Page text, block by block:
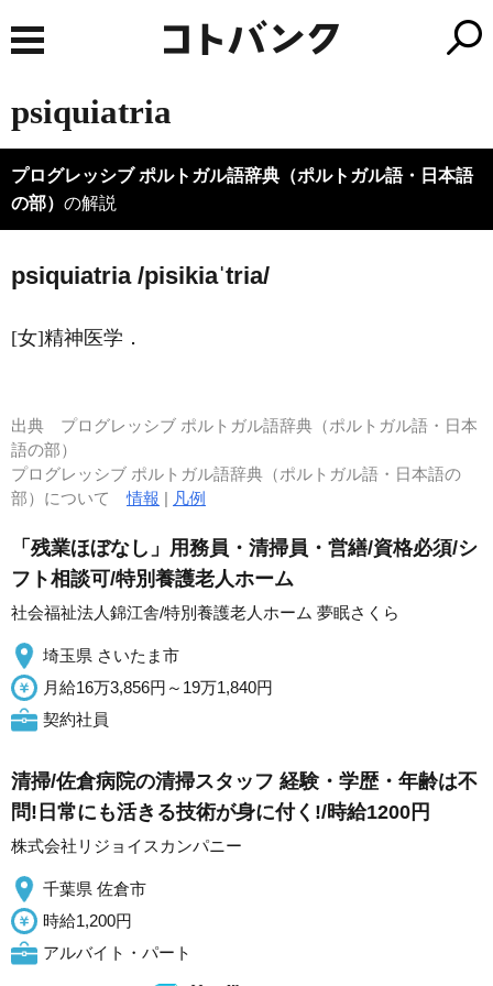
psiquiatria
プログレッシブ ポルトガル語辞典（ポルトガル語・日本語
の部） の解説
psiquiatria /pisikiaˈtria/
[女]精神医学．
出典 プログレッシブ ポルトガル語辞典（ポルトガル語・日本
語の部）
プログレッシブ ポルトガル語辞典（ポルトガル語・日本語の
部）について情報 | 凡例
「残業ほぼなし」用務員・清掃員・営繕/資格必須/シ
フト相談可/特別養護老人ホーム
社会福祉法人錦江舎/特別養護老人ホーム 夢眠さくら
埼玉県 さいたま市
月給16万3,856円～19万1,840円
契約社員
清掃/佐倉病院の清掃スタッフ 経験・学歴・年齢は不
問!日常にも活きる技術が身に付く!/時給1200円
株式会社リジョイスカンパニー
千葉県 佐倉市
時給1,200円
アルバイト・パート